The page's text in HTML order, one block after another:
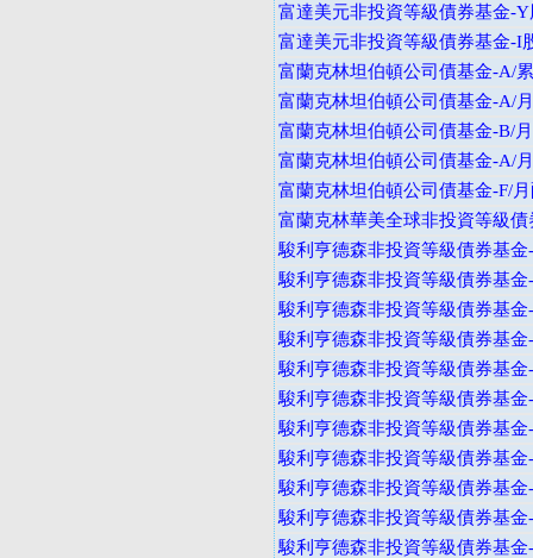
富達美元非投資等級債券基金-
富達美元非投資等級債券基金-I
富蘭克林坦伯頓公司債基金-A/
富蘭克林坦伯頓公司債基金-A/
富蘭克林坦伯頓公司債基金-B/
富蘭克林坦伯頓公司債基金-A/
富蘭克林坦伯頓公司債基金-F/
富蘭克林華美全球非投資等級
駿利亨德森非投資等級債券基
駿利亨德森非投資等級債券基
駿利亨德森非投資等級債券基
駿利亨德森非投資等級債券基
駿利亨德森非投資等級債券基金
駿利亨德森非投資等級債券基
駿利亨德森非投資等級債券基
駿利亨德森非投資等級債券基
駿利亨德森非投資等級債券基
駿利亨德森非投資等級債券基
駿利亨德森非投資等級債券基金